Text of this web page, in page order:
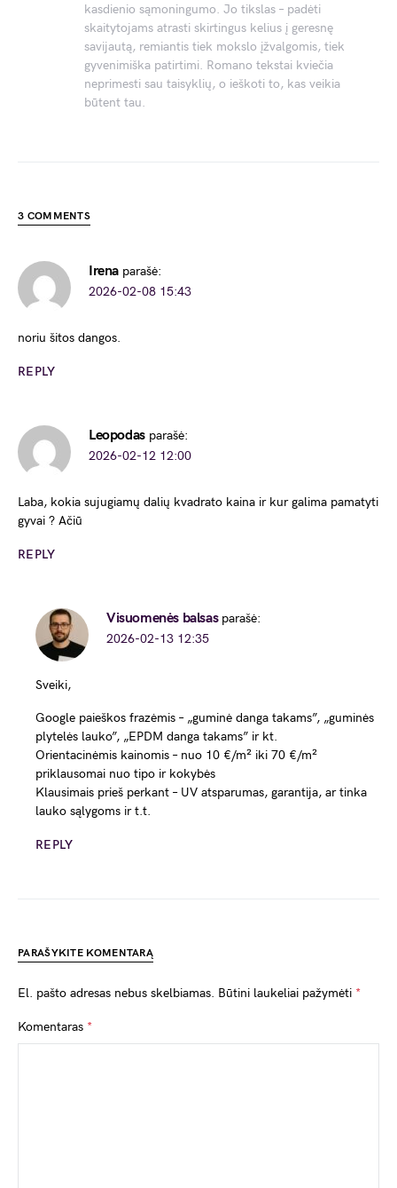
kasdienio sąmoningumo. Jo tikslas – padėti
skaitytojams atrasti skirtingus kelius į geresnę
savijautą, remiantis tiek mokslo įžvalgomis, tiek
gyvenimiška patirtimi. Romano tekstai kviečia
neprimesti sau taisyklių, o ieškoti to, kas veikia
būtent tau.
3 COMMENTS
Irena parašė:
2026-02-08 15:43
noriu šitos dangos.
REPLY
Leopodas parašė:
2026-02-12 12:00
Laba, kokia sujugiamų dalių kvadrato kaina ir kur galima pamatyti
gyvai ? Ačiū
REPLY
Visuomenės balsas parašė:
2026-02-13 12:35
Sveiki,
Google paieškos frazėmis – „guminė danga takams”, „guminės
plytelės lauko”, „EPDM danga takams” ir kt.
Orientacinėmis kainomis – nuo 10 €/m² iki 70 €/m²
priklausomai nuo tipo ir kokybės
Klausimais prieš perkant – UV atsparumas, garantija, ar tinka
lauko sąlygoms ir t.t.
REPLY
PARAŠYKITE KOMENTARĄ
El. pašto adresas nebus skelbiamas. Būtini laukeliai pažymėti *
Komentaras *